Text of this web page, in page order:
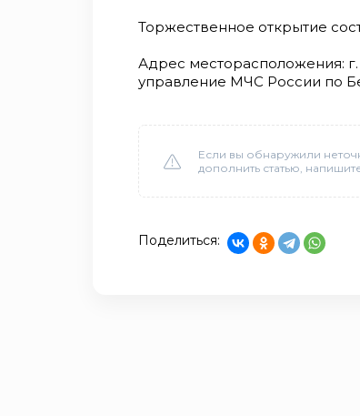
Торжественное открытие
Адрес месторасположения: г.
управление МЧС России по
Если вы обнаружили
дополнить статью,
Поделиться: